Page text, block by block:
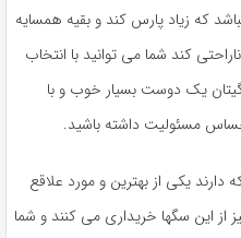
که زیاد پارس کند و بقیه همسایه
کند شما می توانید با انتخاب
یک دوست بسیار خوب و با
مسئولیت داشته باشید.
یکی از بهترین و مورد علاقع
از این سگها خریداری می کنند و شما